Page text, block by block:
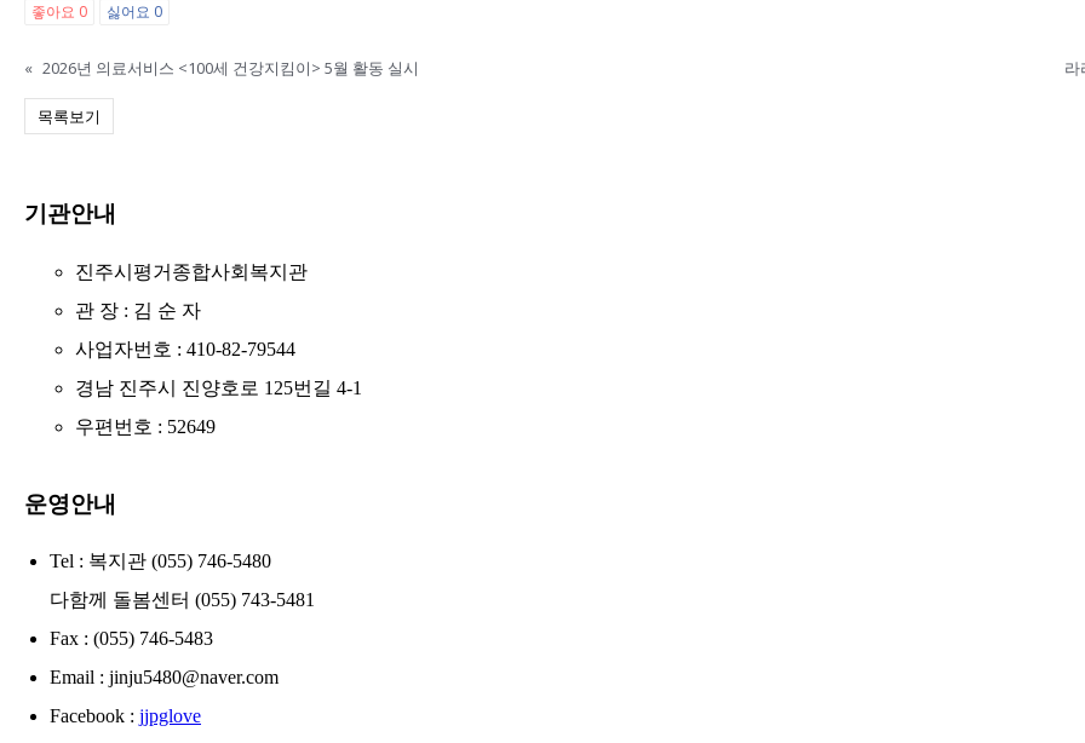
좋아요 0 싫어요 0
« 2026년 의료서비스 <100세 건강지킴이> 5월 활동 실시 라
목록보기
기관안내
진주시평거종합사회복지관
관 장 : 김 순 자
사업자번호 : 410-82-79544
경남 진주시 진양호로 125번길 4-1
우편번호 : 52649
운영안내
Tel : 복지관 (055) 746-5480
다함께 돌봄센터 (055) 743-5481
Fax : (055) 746-5483
Email : jinju5480@naver.com
Facebook : jjpglove